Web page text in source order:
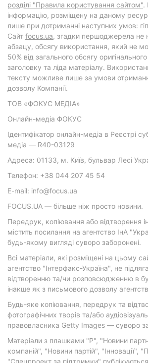
розділі "Правила користування сайтом".
інформацію, розміщену на даному
лише при дотриманні наступних умов:
Cайт focus.ua, згадки першоджерела не
абзацу, обсягу використання, який не
50% від загального обсягу
заголовку та ліда матеріалу.
тексту можливе лише за умови
дозволу Компанії.
ТОВ «ФОКУС МЕДІА»
Онлайн-медіа ФОКУС
Ідентифікатор онлайн-медіа в Реєстрі
медіа — R40-03129
Адреса: 01133, м. Київ, бульвар Лесі
Телефон: +38 044 207 45 54
E-mail: info@focus.ua
FOCUS.UA — більше ніж просто новини.
Передрук, копіювання або відтворення
містить посилання на агентство ІнА
будь-якому вигляді суворо заборонені.
Всі матеріали, які розміщені на цьому
агентство "Інтерфакс-Україна", не
відтворенню та/чи розповсюдженню в
інакше як з письмового дозволу
Будь-яке копіювання, передрук та
фотографічних творів та/або
правовласника Getty Images — суворо
Матеріали з плашками "Р", "Новини
компаній", "Новини партій", "Інновації",
"Спецпроект за підтримки"